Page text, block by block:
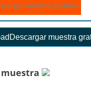
muestra gratuita
Descargar muestra
muestra